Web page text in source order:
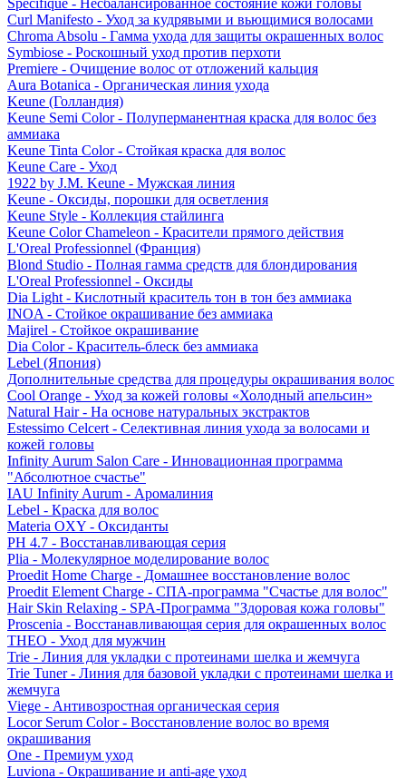
Specifique - Несбалансированное состояние кожи головы
Curl Manifesto - Уход за кудрявыми и вьющимися волосами
Chroma Absolu - Гамма ухода для защиты окрашенных волос
Symbiose - Роскошный уход против перхоти
Premiere - Очищение волос от отложений кальция
Aura Botanica - Органическая линия ухода
Keune (Голландия)
Keune Semi Color - Полуперманентная краска для волос без
аммиака
Keune Tinta Color - Стойкая краска для волос
Keune Care - Уход
1922 by J.M. Keune - Мужская линия
Keune - Оксиды, порошки для осветления
Keune Style - Коллекция стайлинга
Keune Color Chameleon - Красители прямого действия
L'Oreal Professionnel (Франция)
Blond Studio - Полная гамма средств для блондирования
L'Oreal Professionnel - Оксиды
Dia Light - Кислотный краситель тон в тон без аммиака
INOA - Стойкое окрашивание без аммиака
Majirel - Стойкое окрашивание
Dia Color - Краситель-блеск без аммиака
Lebel (Япония)
Дополнительные средства для процедуры окрашивания волос
Cool Orange - Уход за кожей головы «Холодный апельсин»
Natural Hair - На основе натуральных экстрактов
Estessimo Celcert - Селективная линия ухода за волосами и
кожей головы
Infinity Aurum Salon Care - Инновационная программа
"Абсолютное счастье"
IAU Infinity Aurum - Аромалиния
Lebel - Краска для волос
Materia OXY - Оксиданты
PH 4.7 - Восстанавливающая серия
Plia - Молекулярное моделирование волос
Proedit Home Charge - Домашнее восстановление волос
Proedit Element Charge - СПА-программа "Счастье для волос"
Hair Skin Relaxing - SPA-Программа "Здоровая кожа головы"
Proscenia - Восстанавливающая серия для окрашенных волос
THEO - Уход для мужчин
Trie - Линия для укладки с протеинами шелка и жемчуга
Trie Tuner - Линия для базовой укладки с протеинами шелка и
жемчуга
Viege - Антивозростная органическая серия
Locor Serum Color - Восстановление волос во время
окрашивания
One - Премиум уход
Luviona - Окрашивание и anti-age уход